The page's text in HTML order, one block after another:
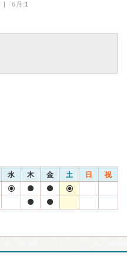
| 6月:1
水 木 金 土 日 祝